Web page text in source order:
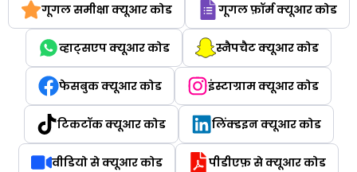
गूगल समीक्षा क्यूआर कोड गूगल फ़ॉर्म क्यूआर कोड
व्हाट्सएप क्यूआर कोड स्नैपचैट क्यूआर कोड
फेसबुक क्यूआर कोड इंस्टाग्राम क्यूआर कोड
टिकटॉक क्यूआर कोड लिंक्डइन क्यूआर कोड
वीडियो से क्यूआर कोड पीडीएफ़ से क्यूआर कोड